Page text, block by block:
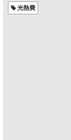
光熱費